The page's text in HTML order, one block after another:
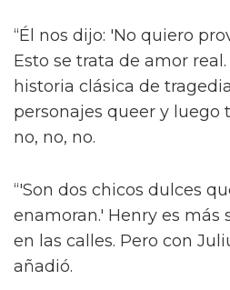
“Él nos dijo: 'No quiero
Esto se trata de amor
historia clásica de
personajes queer y luego
no, no, no.
“'Son dos chicos dulces
enamoran.' Henry es más
en las calles. Pero con
añadió.